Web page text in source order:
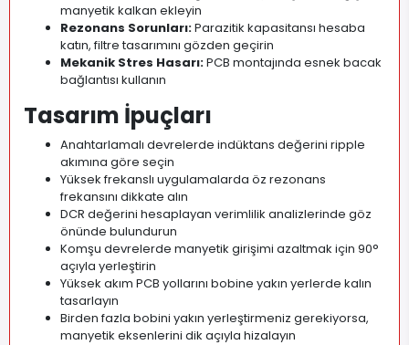
manyetik kalkan ekleyin
Rezonans Sorunları:Parazitik kapasitansı hesaba
katın, filtre tasarımını gözden geçirin
Mekanik Stres Hasarı:PCB montajında esnek bacak
bağlantısı kullanın
Tasarım İpuçları
Anahtarlamalı devrelerde indüktans değerini ripple
akımına göre seçin
Yüksek frekanslı uygulamalarda öz rezonans
frekansını dikkate alın
DCR değerini hesaplayan verimlilik analizlerinde göz
önünde bulundurun
Komşu devrelerde manyetik girişimi azaltmak için 90°
açıyla yerleştirin
Yüksek akım PCB yollarını bobine yakın yerlerde kalın
tasarlayın
Birden fazla bobini yakın yerleştirmeniz gerekiyorsa,
manyetik eksenlerini dik açıyla hizalayın